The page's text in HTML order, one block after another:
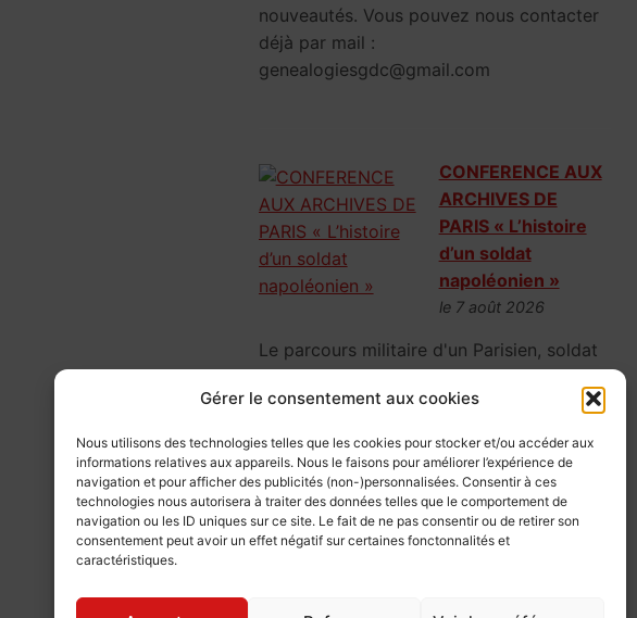
Gérer le consentement aux cookies
Nous utilisons des technologies telles que les cookies pour stocker et/ou accéder aux
informations relatives aux appareils. Nous le faisons pour améliorer l’expérience de
navigation et pour afficher des publicités (non-)personnalisées. Consentir à ces
technologies nous autorisera à traiter des données telles que le comportement de
navigation ou les ID uniques sur ce site. Le fait de ne pas consentir ou de retirer son
consentement peut avoir un effet négatif sur certaines fonctonnalités et
caractéristiques.
nouveautés. Vous pouvez nous contacter
déjà par mail :
genealogiesgdc@gmail.com
CONFERENCE AUX
ARCHIVES DE
PARIS « L’histoire
d’un soldat
napoléonien »
le 7 août 2026
Le parcours militaire d'un Parisien, soldat
mais vite rattrapé par la réalité de la
CONFERENCE AUX